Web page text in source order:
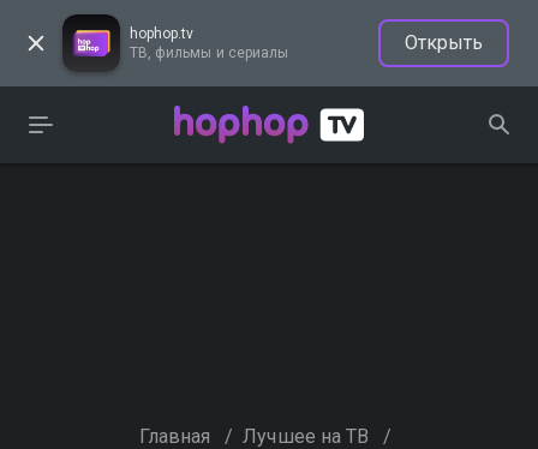
hophop.tv
ТВ, фильмы и сериалы
Открыть
Главная / Лучшее на ТВ /